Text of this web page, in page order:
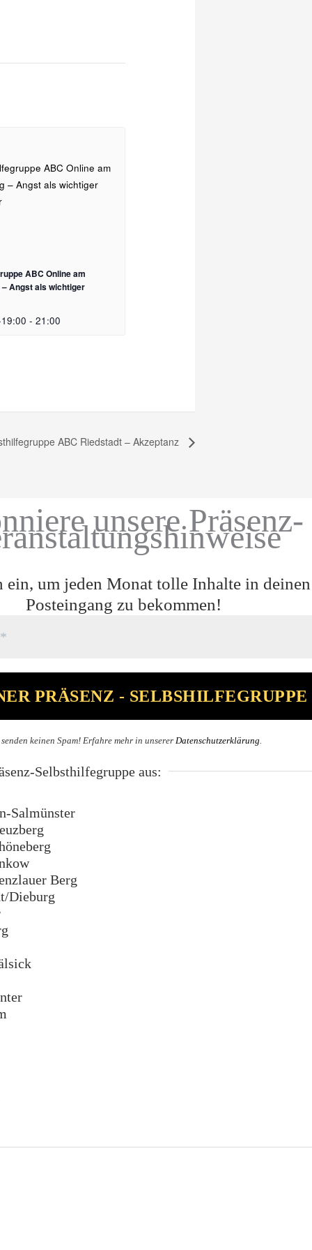
ABC Online am
Angst als wichtiger
- 21:00
ABC Riedstadt – Akzeptanz
unsere Präsenz-
ein, um jeden Monat tolle Inhalte in deinen
Posteingang zu bekommen!
keinen Spam! Erfahre mehr in unserer Datenschutzerklärung
Selbsthilfegruppe aus:
Salmünster
Berg
Dieburg